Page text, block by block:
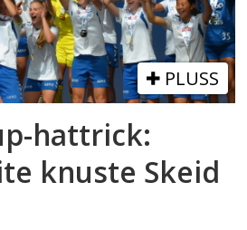
PLUSS
hattrick:
knuste Skeid